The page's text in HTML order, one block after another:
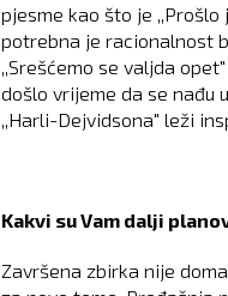
pjesme kao što je
potrebna je racionalnost
,,Srešćemo se valjda
došlo vrijeme da se nađu
,,Harli-Dejvidsona" leži
Kakvi su Vam dalji
Završena zbirka nije